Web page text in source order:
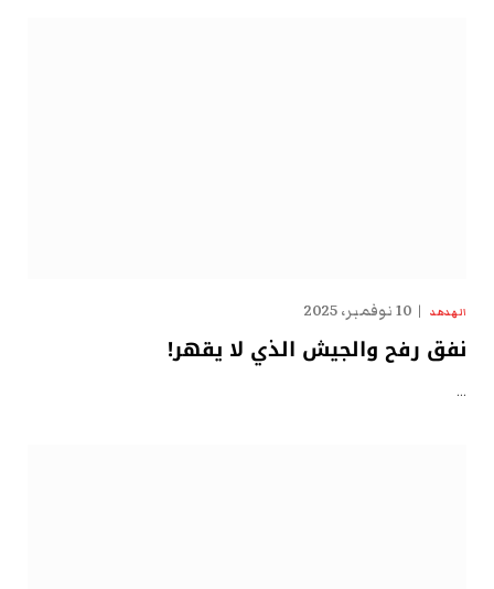
الهدهد 10 نوفمبر، 2025
نفق رفح والجيش الذي لا يقهر!
…